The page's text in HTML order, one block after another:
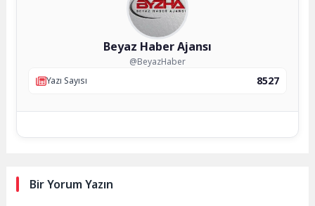
Beyaz Haber Ajansı
@BeyazHaber
Yazı Sayısı
8527
Bir Yorum Yazın